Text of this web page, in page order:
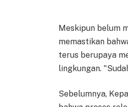
Meskipun belum
memastikan
terus berupaya
lingkungan.
Sebelumnya,